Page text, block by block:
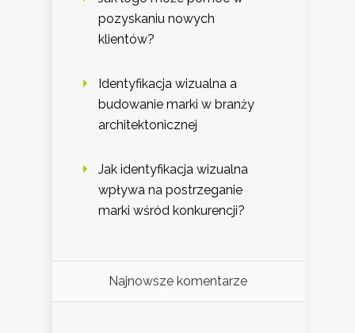
pozyskaniu nowych
klientów?
Identyfikacja wizualna a
budowanie marki w branży
architektonicznej
Jak identyfikacja wizualna
wpływa na postrzeganie
marki wśród konkurencji?
Najnowsze komentarze